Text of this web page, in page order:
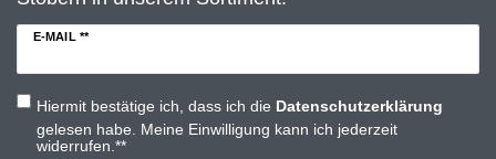
E-MAIL **
Hiermit bestätige ich, dass ich die Daten­schutz­erklärung
gelesen habe. Meine Einwilligung kann ich jederzeit
widerrufen.**